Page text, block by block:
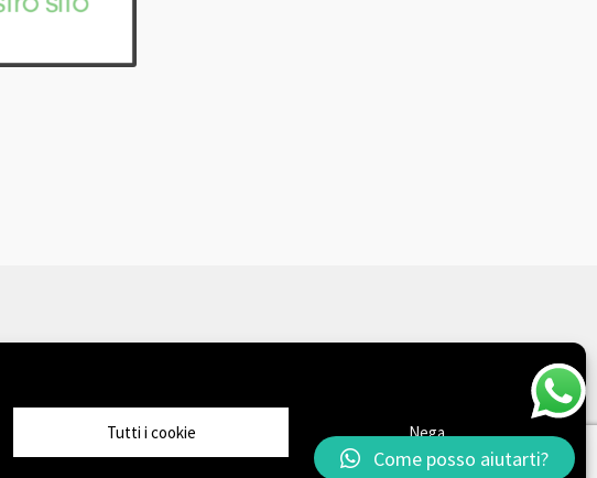
Tutti i cookie Nega
Come posso aiutarti?